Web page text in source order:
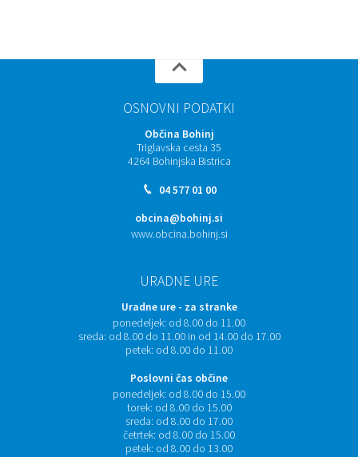
OSNOVNI PODATKI
Občina Bohinj
Triglavska cesta 35
4264 Bohinjska Bistrica
04 577 01 00
obcina@bohinj.si
www.obcina.bohinj.si
URADNE URE
Uradne ure - za stranke
ponedeljek: od 8.00 do 11.00
sreda: od 8.00 do 11.00 in od 14.00 do 17.00
petek: od 8.00 do 11.00
Poslovni čas občine
ponedeljek: od 8.00 do 15.00
torek: od 8.00 do 15.00
sreda: od 8.00 do 17.00
četrtek: od 8.00 do 15.00
petek: od 8.00 do 13.00